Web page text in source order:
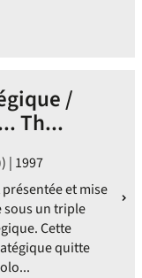
/
Th...
| 1997
et mise
sous un triple
Cette
quitte